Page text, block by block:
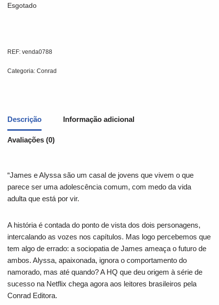
Esgotado
REF: venda0788
Categoria: Conrad
Descrição Informação adicional
Avaliações (0)
“James e Alyssa são um casal de jovens que vivem o que
parece ser uma adolescência comum, com medo da vida
adulta que está por vir.
A história é contada do ponto de vista dos dois personagens,
intercalando as vozes nos capítulos. Mas logo percebemos que
tem algo de errado: a sociopatia de James ameaça o futuro de
ambos. Alyssa, apaixonada, ignora o comportamento do
namorado, mas até quando? A HQ que deu origem à série de
sucesso na Netflix chega agora aos leitores brasileiros pela
Conrad Editora.